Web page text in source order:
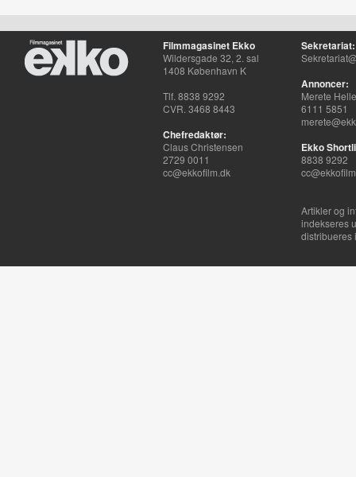
Filmmagasinet Ekko
Wildersgade 32, 2. sal
1408 København K
Tlf. 8838 9292
CVR. 3468 8443
Chefredaktør:
Claus Christensen
2729 0011
cc@ekkofilm.dk
Sekretariat:
Annoncer:
Merete
6111 5851
Ekko
8838 9292
Artikler og
indekseres
distribueres